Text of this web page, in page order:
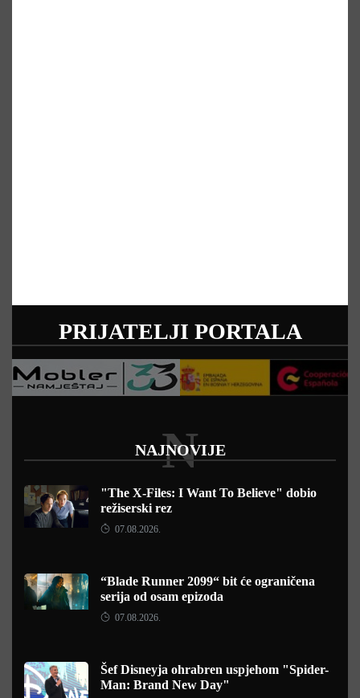
PRIJATELJI PORTALA
NAJNOVIJE
N
"The X-Files: I Want To Believe" dobio
režiserski rez
07.08.2026.
“Blade Runner 2099“ bit će ograničena
serija od osam epizoda
07.08.2026.
Šef Disneyja ohrabren uspjehom "Spider-
Man: Brand New Day"